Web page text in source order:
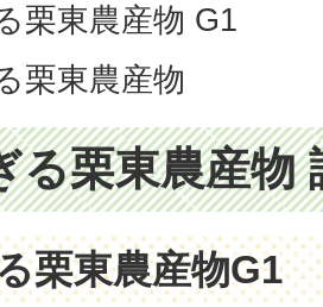
栗東農産物 G1
栗東農産物
る栗東農産物
栗東農産物G1